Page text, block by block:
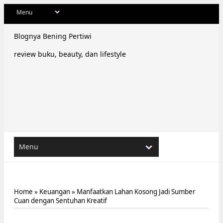
Blognya Bening Pertiwi
review buku, beauty, dan lifestyle
Home » Keuangan» Manfaatkan Lahan Kosong Jadi Sumber
Cuan dengan Sentuhan Kreatif